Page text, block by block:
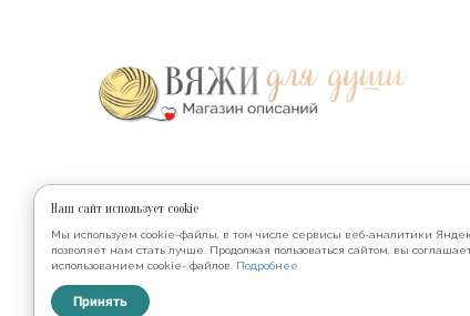
Наши соц.сети
Наш сайт использует cookie
Мы используем cookie-файлы, в том числе сервисы веб-аналитики
позволяет нам стать лучше. Продолжая пользоваться сайтом, вы
использованием cookie- файлов. Подробнее
Принять